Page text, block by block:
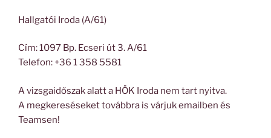
Hallgatói Iroda (A/61)
Cím: 1097 Bp. Ecseri út 3. A/61
Telefon: +36 1 358 5581
A vizsgaidőszak alatt a HÖK Iroda nem tart nyitva.
A megkereséseket továbbra is várjuk emailben és
Teamsen!